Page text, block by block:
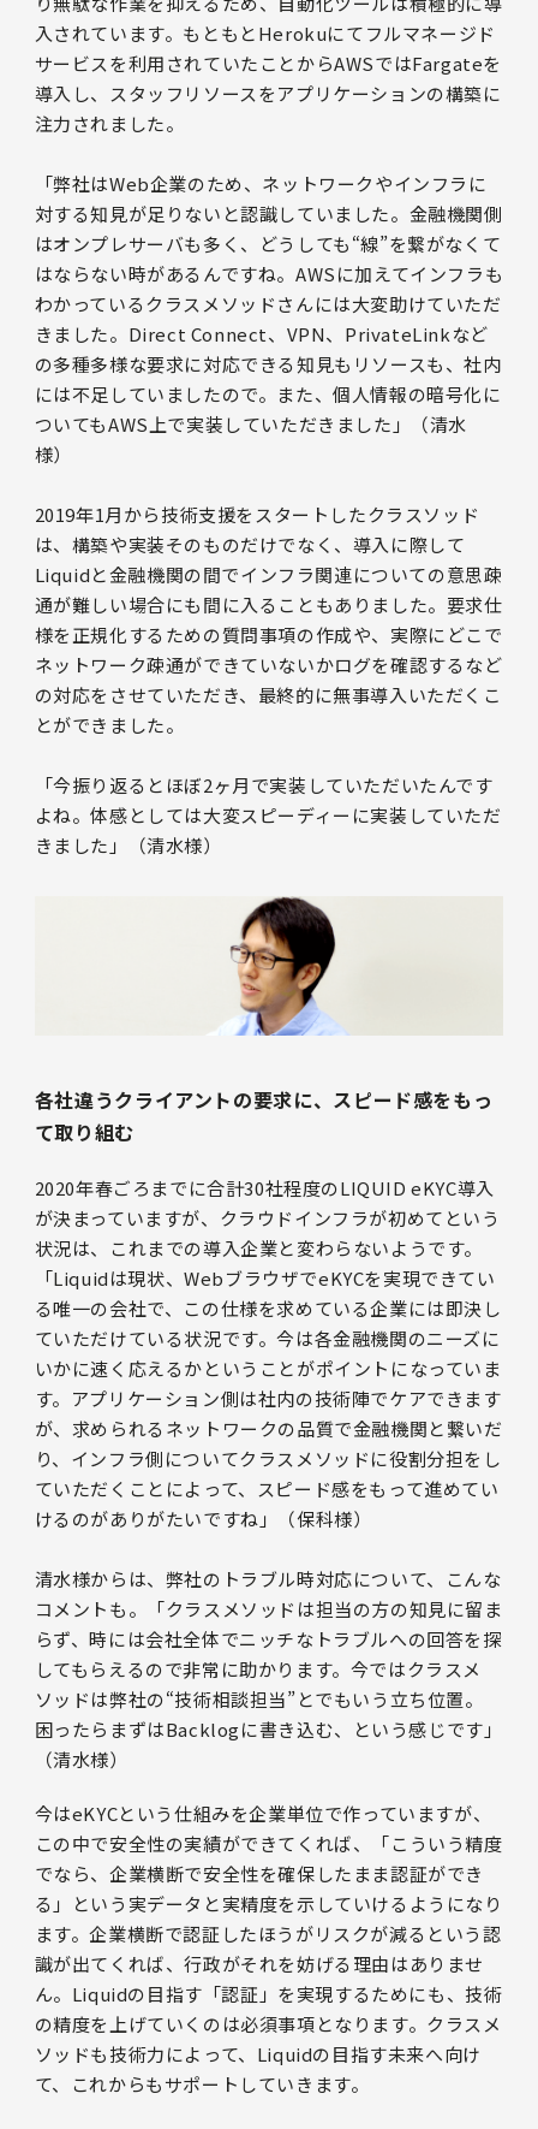
入されています。もともとHerokuにてフルマネージド
サービスを利用されていたことからAWSではFargateを
導入し、スタッフリソースをアプリケーションの構築に
注力されました。
「弊社はWeb企業のため、ネットワークやインフラに
対する知見が足りないと認識していました。金融機関側
はオンプレサーバも多く、どうしても“線”を繋がなくて
はならない時があるんですね。AWSに加えてインフラも
わかっているクラスメソッドさんには大変助けていただ
きました。Direct Connect、VPN、PrivateLinkなど
の多種多様な要求に対応できる知見もリソースも、社内
には不足していましたので。また、個人情報の暗号化に
ついてもAWS上で実装していただきました」（清水
様）
2019年1月から技術支援をスタートしたクラスソッド
は、構築や実装そのものだけでなく、導入に際して
Liquidと金融機関の間でインフラ関連についての意思疎
通が難しい場合にも間に入ることもありました。要求仕
様を正規化するための質問事項の作成や、実際にどこで
ネットワーク疎通ができていないかログを確認するなど
の対応をさせていただき、最終的に無事導入いただくこ
とができました。
「今振り返るとほぼ2ヶ月で実装していただいたんです
よね。体感としては大変スピーディーに実装していただ
きました」（清水様）
各社違うクライアントの要求に、スピード感をもっ
て取り組む
2020年春ごろまでに合計30社程度のLIQUID eKYC導入
が決まっていますが、クラウドインフラが初めてという
状況は、これまでの導入企業と変わらないようです。
「Liquidは現状、WebブラウザでeKYCを実現できてい
る唯一の会社で、この仕様を求めている企業には即決し
ていただけている状況です。今は各金融機関のニーズに
いかに速く応えるかということがポイントになっていま
す。アプリケーション側は社内の技術陣でケアできます
が、求められるネットワークの品質で金融機関と繋いだ
り、インフラ側についてクラスメソッドに役割分担をし
ていただくことによって、スピード感をもって進めてい
けるのがありがたいですね」（保科様）
清水様からは、弊社のトラブル時対応について、こんな
コメントも。「クラスメソッドは担当の方の知見に留ま
らず、時には会社全体でニッチなトラブルへの回答を探
してもらえるので非常に助かります。今ではクラスメ
ソッドは弊社の“技術相談担当”とでもいう立ち位置。
困ったらまずはBacklogに書き込む、という感じです」
（清水様）
今はeKYCという仕組みを企業単位で作っていますが、
この中で安全性の実績ができてくれば、「こういう精度
でなら、企業横断で安全性を確保したまま認証ができ
る」という実データと実精度を示していけるようになり
ます。企業横断で認証したほうがリスクが減るという認
識が出てくれば、行政がそれを妨げる理由はありませ
ん。Liquidの目指す「認証」を実現するためにも、技術
の精度を上げていくのは必須事項となります。クラスメ
ソッドも技術力によって、Liquidの目指す未来へ向け
て、これからもサポートしていきます。